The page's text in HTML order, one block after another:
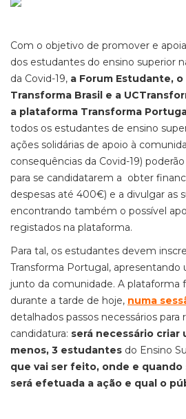
Com o objetivo de promover e
dos estudantes do ensino superior
da Covid-19, a Forum Estudante,
Transforma Brasil e a
a plataforma Transforma
todos os estudantes de ensino
ações solidárias de apoio à
consequências da Covid-19)
para se candidatarem a obter
despesas até 400€) e a divulgar as
encontrando também o possível
registados na plataforma.
Para tal, os estudantes devem
Transforma Portugal, apresentando
junto da comunidade. A plataforma
durante a tarde de hoje, numa
detalhados passos necessários para
candidatura: será necessário criar
menos, 3 estudantes do Ensino
que vai ser feito, onde e quando
será efetuada a ação e qual o